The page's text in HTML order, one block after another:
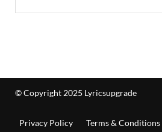
© Copyright 2025 Lyricsupgrade
Privacy Policy Terms & Conditions